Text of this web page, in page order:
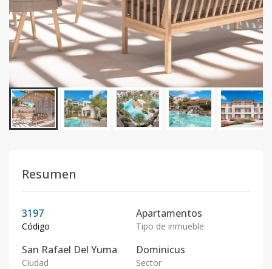
Resumen
3197
Código
Apartamentos
Tipo de inmueble
San Rafael Del Yuma
Ciudad
Dominicus
Sector